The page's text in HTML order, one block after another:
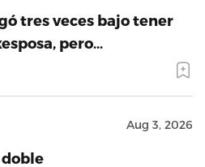
tres veces bajo tener
pero…
Aug 3, 2026
doble